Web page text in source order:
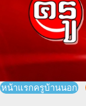
หน้าแรกครูบ้านนอก